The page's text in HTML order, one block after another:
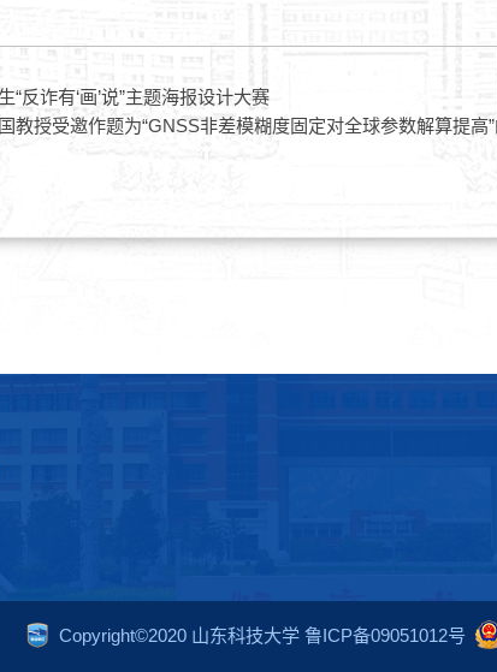
“反诈有‘画’说”主题海报设计大赛
教授受邀作题为“GNSS非差模糊度固定对全球参数解算提高
Copyright©2020 山东科技大学 鲁ICP备09051012号